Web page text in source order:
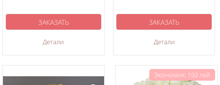
Детали
ЗАКАЗАТЬ
Детали
ЗАКАЗАТЬ
Экономия: 192 лей